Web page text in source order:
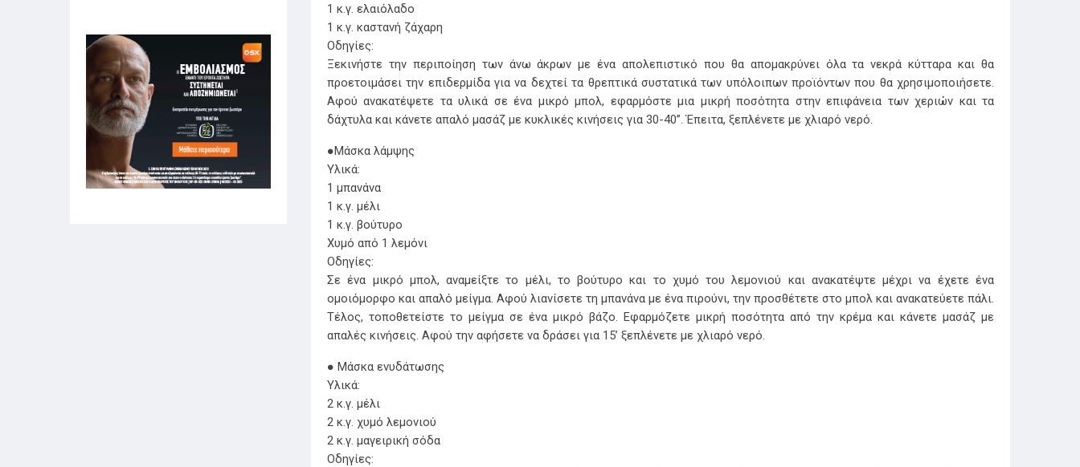
1 κ.γ. ελαιόλαδο
1 κ.γ. καστανή ζάχαρη
Οδηγίες:
Ξεκινήστε την περιποίηση των άνω άκρων με ένα απολεπιστικό που θα απομακρύνει όλα τα νεκρά κύτταρα και θα
προετοιμάσει την επιδερμίδα για να δεχτεί τα θρεπτικά συστατικά των υπόλοιπων προϊόντων που θα χρησιμοποιήσετε.
Αφού ανακατέψετε τα υλικά σε ένα μικρό μπολ, εφαρμόστε μια μικρή ποσότητα στην επιφάνεια των χεριών και τα
δάχτυλα και κάνετε απαλό μασάζ με κυκλικές κινήσεις για 30-40’’. Έπειτα, ξεπλένετε με χλιαρό νερό.
●Μάσκα λάμψης
Υλικά:
1 μπανάνα
1 κ.γ. μέλι
1 κ.γ. βούτυρο
Χυμό από 1 λεμόνι
Οδηγίες:
Σε ένα μικρό μπολ, αναμείξτε το μέλι, το βούτυρο και το χυμό του λεμονιού και ανακατέψτε μέχρι να έχετε ένα
ομοιόμορφο και απαλό μείγμα. Αφού λιανίσετε τη μπανάνα με ένα πιρούνι, την προσθέτετε στο μπολ και ανακατεύετε πάλι.
Τέλος, τοποθετείστε το μείγμα σε ένα μικρό βάζο. Εφαρμόζετε μικρή ποσότητα από την κρέμα και κάνετε μασάζ με
απαλές κινήσεις. Αφού την αφήσετε να δράσει για 15’ ξεπλένετε με χλιαρό νερό.
● Μάσκα ενυδάτωσης
Υλικά:
2 κ.γ. μέλι
2 κ.γ. χυμό λεμονιού
2 κ.γ. μαγειρική σόδα
Οδηγίες: